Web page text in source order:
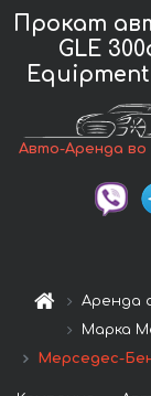
Прокат
GLE
Авто-Аренда во
Аренда
Марка
Мерседес-